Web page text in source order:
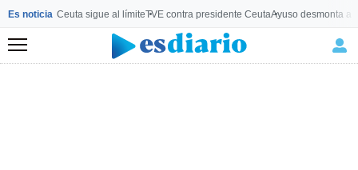
Es noticia Ceuta sigue al límiteTVE contra presidente CeutaAyuso desmonta a
Menú